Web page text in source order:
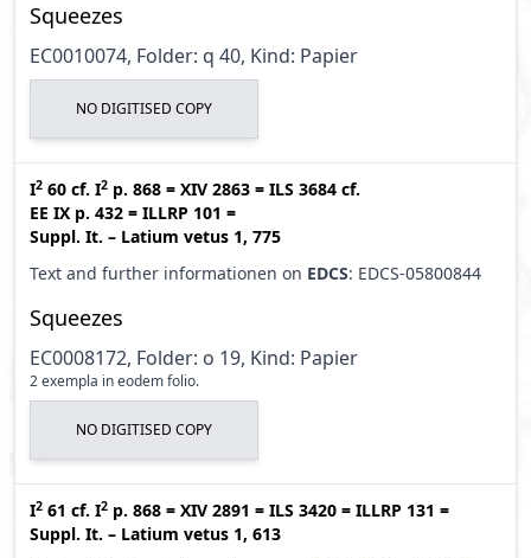
Squeezes
EC0010074, Folder: q 40, Kind: Papier
NO DIGITISED COPY
I2 60 cf. I2 p. 868 = XIV 2863 = ILS 3684 cf.
EE IX p. 432 = ILLRP 101 =
Suppl. It. – Latium vetus 1, 775
Text and further informationen on EDCS: EDCS-05800844
Squeezes
EC0008172, Folder: o 19, Kind: Papier
2 exempla in eodem folio.
NO DIGITISED COPY
I2 61 cf. I2 p. 868 = XIV 2891 = ILS 3420 = ILLRP 131 =
Suppl. It. – Latium vetus 1, 613